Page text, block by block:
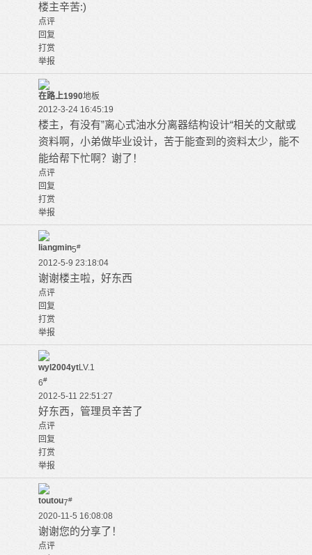
楼主辛苦:)
点评
回复
打赏
举报
在路上1990地板
2012-3-24 16:45:19
楼主，有没有”离心式油水分离器结构设计“相关的文献或
资料啊，小弟做毕业设计，苦于能查到的资料太少，能不
能给帮下忙啊？谢了！
点评
回复
打赏
举报
liangmin5#
2012-5-9 23:18:04
谢谢楼主啦，好东西
点评
回复
打赏
举报
wyl2004ytLV.1
6#
2012-5-11 22:51:27
好东西，管理员辛苦了
点评
回复
打赏
举报
toutou7#
2020-11-5 16:08:08
谢谢您的分享了！
点评